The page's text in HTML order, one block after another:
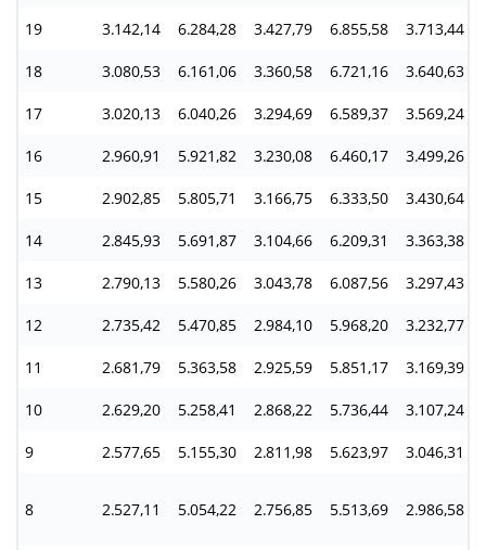
19 3.142,14 6.284,28 3.427,79 6.855,58 3.713,44
18 3.080,53 6.161,06 3.360,58 6.721,16 3.640,63
17 3.020,13 6.040,26 3.294,69 6.589,37 3.569,24
16 2.960,91 5.921,82 3.230,08 6.460,17 3.499,26
15 2.902,85 5.805,71 3.166,75 6.333,50 3.430,64
14 2.845,93 5.691,87 3.104,66 6.209,31 3.363,38
13 2.790,13 5.580,26 3.043,78 6.087,56 3.297,43
12 2.735,42 5.470,85 2.984,10 5.968,20 3.232,77
11 2.681,79 5.363,58 2.925,59 5.851,17 3.169,39
10 2.629,20 5.258,41 2.868,22 5.736,44 3.107,24
9 2.577,65 5.155,30 2.811,98 5.623,97 3.046,31
8 2.527,11 5.054,22 2.756,85 5.513,69 2.986,58